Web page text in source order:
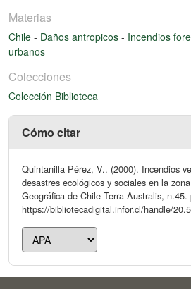
Materias
Chile - Daños antropicos - Incendios
urbanos
Colecciones
Colección Biblioteca
Cómo citar
Quintanilla Pérez, V.. (2000). Incendios
desastres ecológicos y sociales en la
Geográfica de Chile Terra Australis, n.45.
https://bibliotecadigital.infor.cl/handle/